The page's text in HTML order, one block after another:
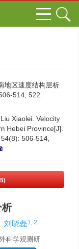
地区速度结构层析
514, 522.
Xiaolei. Velocity
Hebei Province[J].
54(8): 506-514,
析
刘晓磊1, 2
科学观测研